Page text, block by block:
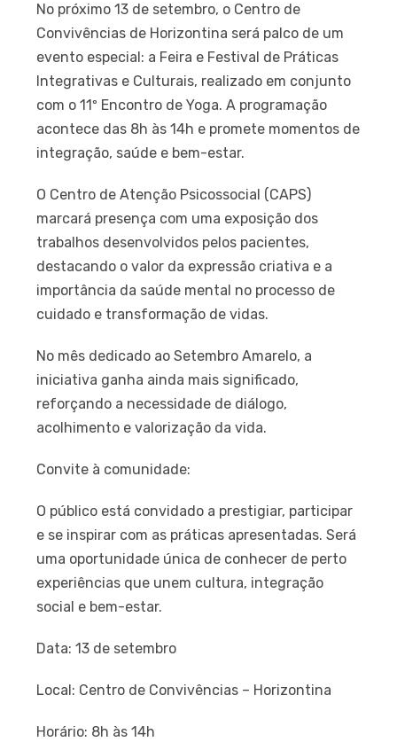
No próximo 13 de setembro, o Centro de
Convivências de Horizontina será palco de um
evento especial: a Feira e Festival de Práticas
Integrativas e Culturais, realizado em conjunto
com o 11º Encontro de Yoga. A programação
acontece das 8h às 14h e promete momentos de
integração, saúde e bem-estar.
O Centro de Atenção Psicossocial (CAPS)
marcará presença com uma exposição dos
trabalhos desenvolvidos pelos pacientes,
destacando o valor da expressão criativa e a
importância da saúde mental no processo de
cuidado e transformação de vidas.
No mês dedicado ao Setembro Amarelo, a
iniciativa ganha ainda mais significado,
reforçando a necessidade de diálogo,
acolhimento e valorização da vida.
Convite à comunidade:
O público está convidado a prestigiar, participar
e se inspirar com as práticas apresentadas. Será
uma oportunidade única de conhecer de perto
experiências que unem cultura, integração
social e bem-estar.
Data: 13 de setembro
Local: Centro de Convivências – Horizontina
Horário: 8h às 14h